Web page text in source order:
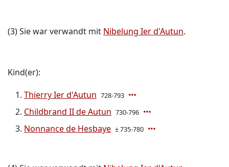
(3) Sie war verwandt mit Nibelung Ier d'Autun.
Kind(er):
Thierry Ier d'Autun 728-793
Childbrand II de Autun 730-796
Nonnance de Hesbaye ± 735-780